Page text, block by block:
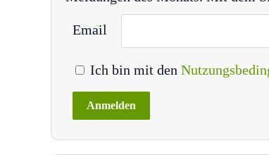
Email
Ich bin mit den